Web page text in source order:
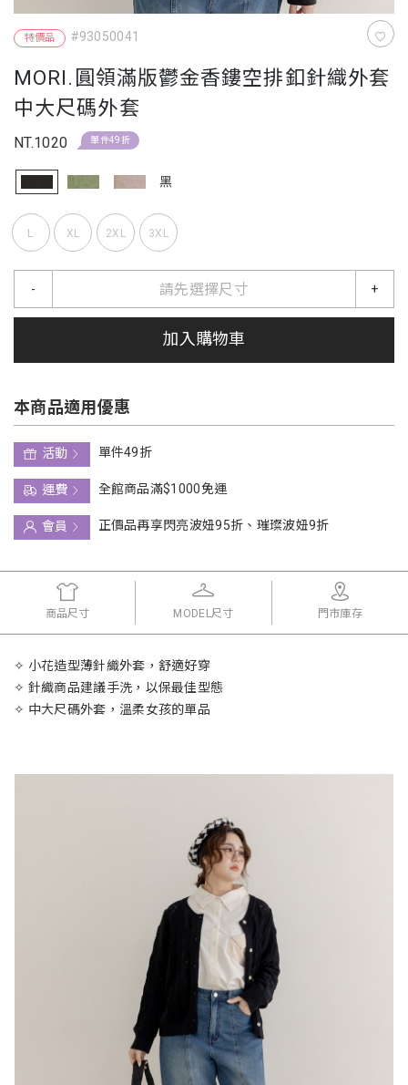
特價品 #93050041
MORI.圓領滿版鬱金香鏤空排釦針織外套
中大尺碼外套
NT.1020 單件49折
黑
L XL 2XL 3XL
請先選擇尺寸
- +
加入購物車
本商品適用優惠
活動
單件49折
運費
全館商品滿$1000免運
會員
正價品再享閃亮波妞95折、璀璨波妞9折
商品尺寸 MODEL尺寸 門市庫存
✧ 小花造型薄針織外套，舒適好穿
✧ 針織商品建議手洗，以保最佳型態
✧ 中大尺碼外套，溫柔女孩的單品